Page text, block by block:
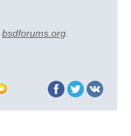
bsdforums.org